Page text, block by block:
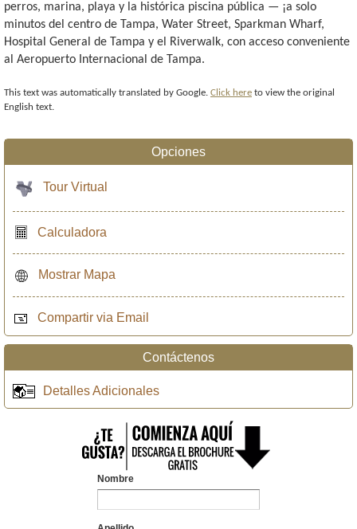
perros, marina, playa y la histórica piscina pública — ¡a solo
minutos del centro de Tampa, Water Street, Sparkman Wharf,
Hospital General de Tampa y el Riverwalk, con acceso conveniente
al Aeropuerto Internacional de Tampa.
This text was automatically translated by Google. Click here to view the original
English text.
Opciones
Tour Virtual
Calculadora
Mostrar Mapa
Compartir via Email
Contáctenos
Detalles Adicionales
Nombre